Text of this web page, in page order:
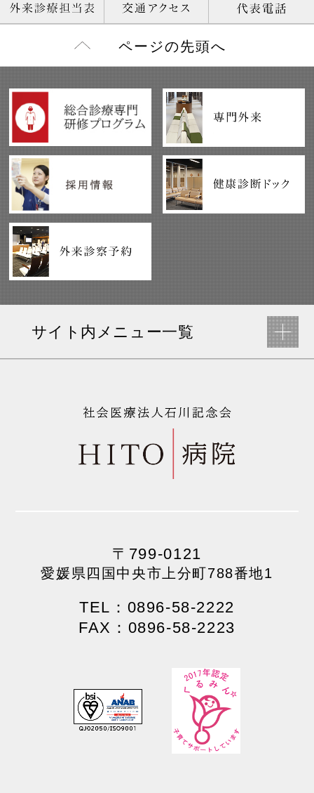
ページの先頭へ
サイト内メニュー一覧
〒799-0121
愛媛県四国中央市上分町788番地1
TEL：0896-58-2222
FAX：0896-58-2223